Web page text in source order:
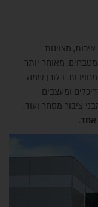
על דגלה איכות, מצוינות
מאוחר יותר
בלורן שמה
ומעצבים
ציבור מסחר ועוד.
אחד.